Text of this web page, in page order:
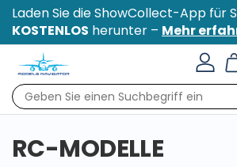
Laden Sie die ShowCollect-App für
KOSTENLOS herunter – Mehr
RC-MODELLE